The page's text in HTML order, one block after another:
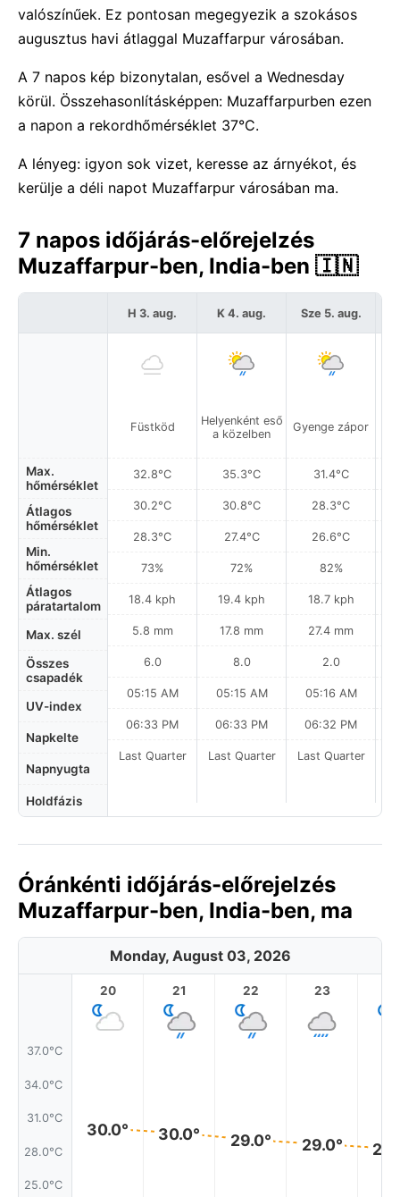
valószínűek. Ez pontosan megegyezik a szokásos
augusztus havi átlaggal Muzaffarpur városában.
A 7 napos kép bizonytalan, esővel a Wednesday
körül. Összehasonlításképpen: Muzaffarpurben ezen
a napon a rekordhőmérséklet 37°C.
A lényeg: igyon sok vizet, keresse az árnyékot, és
kerülje a déli napot Muzaffarpur városában ma.
7 napos időjárás-előrejelzés
Muzaffarpur-ben, India-ben 🇮🇳
Max.
hőmérséklet
Átlagos
hőmérséklet
Min.
hőmérséklet
Átlagos
páratartalom
Max. szél
Összes
csapadék
UV-index
Napkelte
Napnyugta
Holdfázis
H 3. aug.
Füstköd
32.8°C
30.2°C
28.3°C
73%
18.4 kph
5.8 mm
6.0
05:15 AM
06:33 PM
Last Quarter
K 4. aug.
Helyenként eső
a közelben
35.3°C
30.8°C
27.4°C
72%
19.4 kph
17.8 mm
8.0
05:15 AM
06:33 PM
Last Quarter
Sze 5. aug.
Gyenge zápor
31.4°C
28.3°C
26.6°C
82%
18.7 kph
27.4 mm
2.0
05:16 AM
06:32 PM
Last Quarter
Óránkénti időjárás-előrejelzés
Muzaffarpur-ben, India-ben, ma
Monday, August 03, 2026
37.0°C
34.0°C
31.0°C
28.0°C
25.0°C
20
30.0°
21
30.0°
22
29.0°
23
29.0°